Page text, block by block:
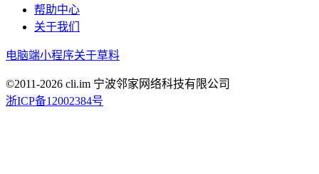
帮助中心
关于我们
电脑端小程序关于草料
©2011-2026 cli.im 宁波邻家网络科技有限公司
浙ICP备12002384号